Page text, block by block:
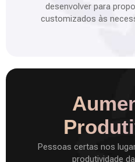
desenvolver para
customizados às
Pessoas certas nos
produtividade